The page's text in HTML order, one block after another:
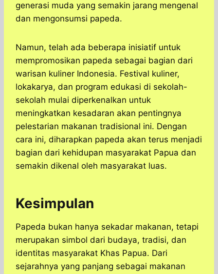
generasi muda yang semakin jarang mengenal
dan mengonsumsi papeda.
Namun, telah ada beberapa inisiatif untuk
mempromosikan papeda sebagai bagian dari
warisan kuliner Indonesia. Festival kuliner,
lokakarya, dan program edukasi di sekolah-
sekolah mulai diperkenalkan untuk
meningkatkan kesadaran akan pentingnya
pelestarian makanan tradisional ini. Dengan
cara ini, diharapkan papeda akan terus menjadi
bagian dari kehidupan masyarakat Papua dan
semakin dikenal oleh masyarakat luas.
Kesimpulan
​Papeda bukan hanya sekadar makanan, tetapi
merupakan simbol dari budaya, tradisi, dan
identitas masyarakat Khas Papua. Dari
sejarahnya yang panjang sebagai makanan